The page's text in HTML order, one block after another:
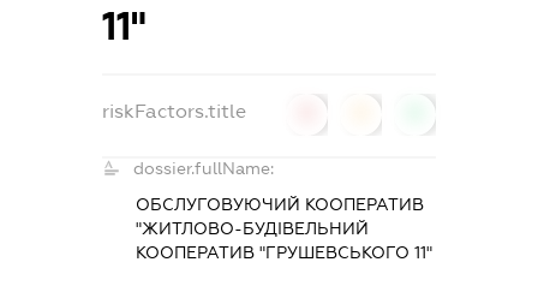
11"
riskFactors.title
dossier.fullName:
ОБСЛУГОВУЮЧИЙ КООПЕРАТИВ
"ЖИТЛОВО-БУДІВЕЛЬНИЙ
КООПЕРАТИВ "ГРУШЕВСЬКОГО 11"